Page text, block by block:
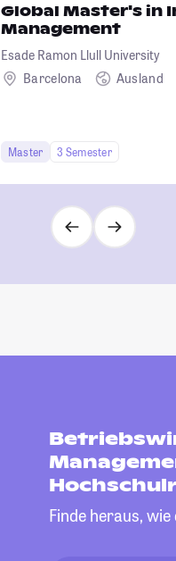
Global Master's in
Management
Esade Ramon Llull University
Barcelona
Ausland
Master 3 Semester
Finde heraus,